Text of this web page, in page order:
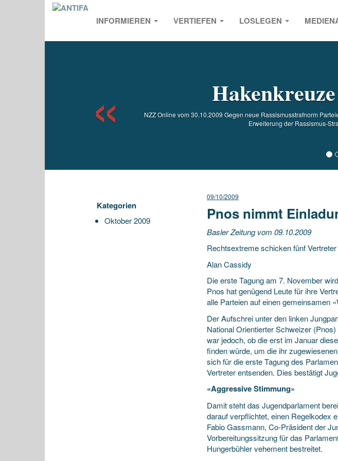
INFORMIEREN VERTIEFEN LOSLEGEN
NZZ Online vom 30.10.2009 Gegen neue Rassismusstrafnorm
Erweiterung der Rassismus-
Kategorien
Oktober 2009
09/10/2009
Pnos nimmt
Basler Zeitung vom 09.10.2009
Rechtsextreme schicken fünf Vertreter
Alan Cassidy
Die erste Tagung am 7. November
Pnos hat genügend Leute für ihre
alle Parteien auf einen gemeinsamen
Der Aufschrei unter den linken
National Orientierter Schweizer
war jedoch, ob die erst im Januar
finden würde, um die ihr
sich für die erste Tagung des
Vertreter entsenden. Dies bestätigt
«Aggressive Stimmung»
Damit steht das Jugendparlament
darauf verpflichtet, einen Regelkodex
Fabio Gassmann, Co-Präsident der
Vorbereitungssitzung für das
Hungerbühler vehement bestreitet.